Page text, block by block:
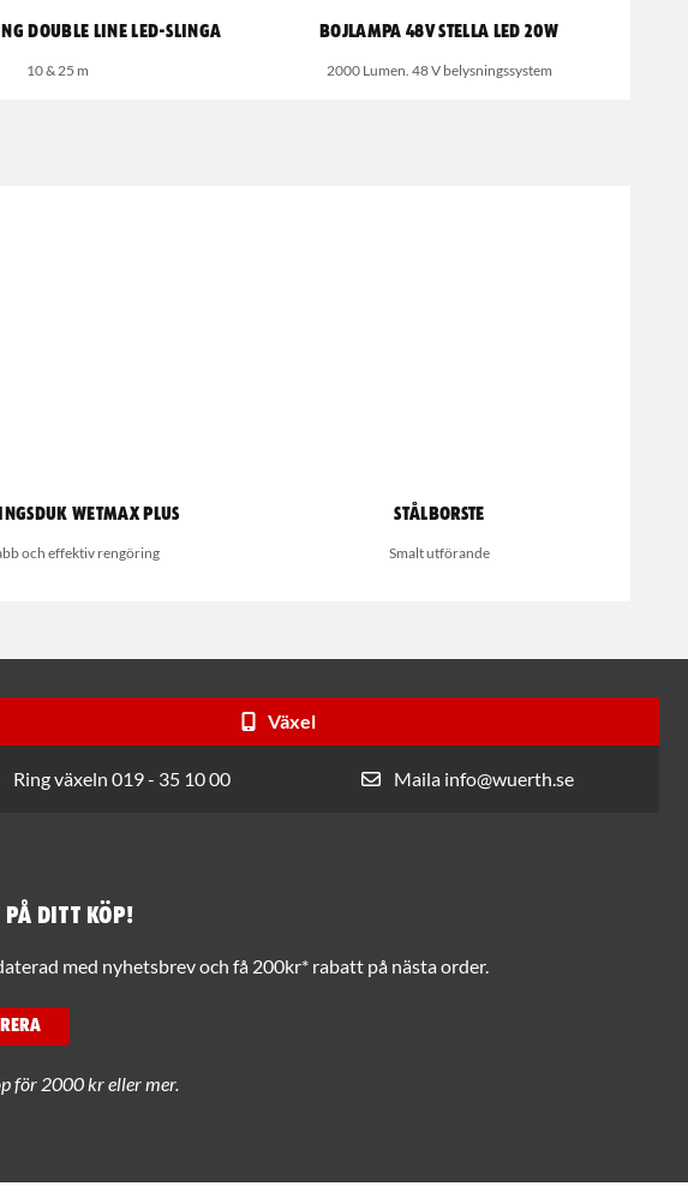
Double Line LED-slinga
10 & 25 m
Bojlampa 48V Stella LED 20W
2000 Lumen. 48 V belysningssystem
Wetmax Plus
och effektiv rengöring
Stålborste
Smalt utförande
Växel
Ring växeln 019 - 35 10 00 Maila info@wuerth.se
på ditt köp!
med nyhetsbrev och få 200kr* rabatt på nästa order.
för 2000 kr eller mer.